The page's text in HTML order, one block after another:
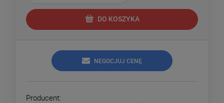
DO KOSZYKA
NEGOCJUJ CENĘ
Producent: